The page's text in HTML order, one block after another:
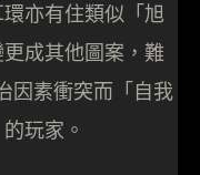
亦有住類似「旭
成其他圖案，難
因素衝突而「自我
玩家。